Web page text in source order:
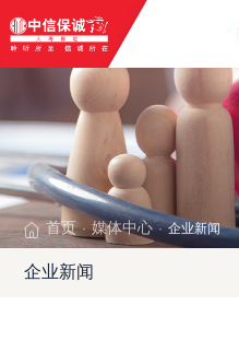
首页 · 媒体中心 · 企业新闻
企业新闻